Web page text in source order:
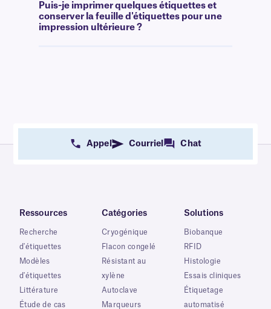
Puis-je imprimer quelques étiquettes et
conserver la feuille d'étiquettes pour une
impression ultérieure ?
Appel Courriel Chat
Ressources
Recherche
d'étiquettes
Modèles
d'étiquettes
Littérature
Étude de cas
Catégories
Cryogénique
Flacon congelé
Résistant au
xylène
Autoclave
Marqueurs
Solutions
Biobanque
RFID
Histologie
Essais cliniques
Étiquetage
automatisé